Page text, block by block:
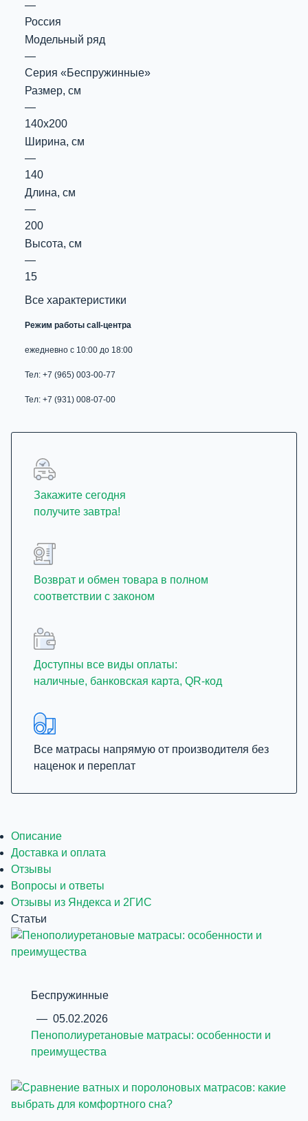
—
Россия
Модельный ряд
—
Серия «Беспружинные»
Размер, см
—
140х200
Ширина, см
—
140
Длина, см
—
200
Высота, см
—
15
Все характеристики
Режим работы call-центра
ежедневно с 10:00 до 18:00
Тел: +7 (965) 003-00-77
Тел: +7 (931) 008-07-00
Закажите сегодня
получите завтра!
Возврат и обмен товара в полном
соответствии с законом
Доступны все виды оплаты:
наличные, банковская карта, QR-код
Все матрасы напрямую от производителя без
наценок и переплат
Описание
Доставка и оплата
Отзывы
Вопросы и ответы
Отзывы из Яндекса и 2ГИС
Статьи
Беспружинные
— 05.02.2026
Пенополиуретановые матрасы: особенности и
преимущества